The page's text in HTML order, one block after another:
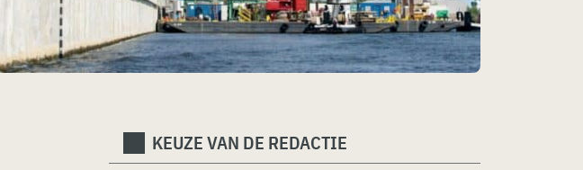
KEUZE VAN DE REDACTIE